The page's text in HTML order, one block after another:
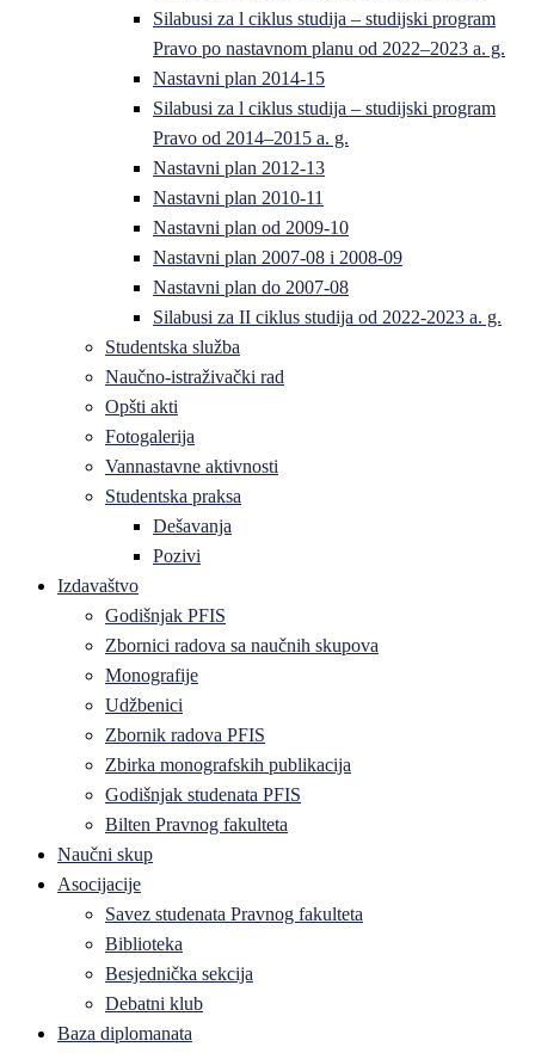
Silabusi za l ciklus studija – studijski program
Pravo po nastavnom planu od 2022–2023 a. g.
Nastavni plan 2014-15
Silabusi za l ciklus studija – studijski program
Pravo od 2014–2015 a. g.
Nastavni plan 2012-13
Nastavni plan 2010-11
Nastavni plan od 2009-10
Nastavni plan 2007-08 i 2008-09
Nastavni plan do 2007-08
Silabusi za II ciklus studija od 2022-2023 a. g.
Studentska služba
Naučno-istraživački rad
Opšti akti
Fotogalerija
Vannastavne aktivnosti
Studentska praksa
Dešavanja
Pozivi
Izdavaštvo
Godišnjak PFIS
Zbornici radova sa naučnih skupova
Monografije
Udžbenici
Zbornik radova PFIS
Zbirka monografskih publikacija
Godišnjak studenata PFIS
Bilten Pravnog fakulteta
Naučni skup
Asocijacije
Savez studenata Pravnog fakulteta
Biblioteka
Besjednička sekcija
Debatni klub
Baza diplomanata